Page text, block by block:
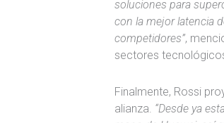
soluciones para
con la mejor latencia
competidores”,
sectores
Finalmente, Rossi
alianza. “Desde ya